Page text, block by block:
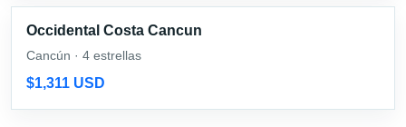
Occidental Costa Cancun
Cancún · 4 estrellas
$1,311 USD